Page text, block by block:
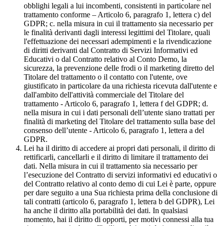
obblighi legali a lui incombenti, consistenti in particolare nel
trattamento conforme – Articolo 6, paragrafo 1, lettera c) del
GDPR; c. nella misura in cui il trattamento sia necessario per
le finalità derivanti dagli interessi legittimi del Titolare, quali
l'effettuazione dei necessari adempimenti e la rivendicazione
di diritti derivanti dal Contratto di Servizi Informativi ed
Educativi o dal Contratto relativo al Conto Demo, la
sicurezza, la prevenzione delle frodi o il marketing diretto del
Titolare del trattamento o il contatto con l'utente, ove
giustificato in particolare da una richiesta ricevuta dall'utente e
dall'ambito dell'attività commerciale del Titolare del
trattamento - Articolo 6, paragrafo 1, lettera f del GDPR; d.
nella misura in cui i dati personali dell’utente siano trattati per
finalità di marketing del Titolare del trattamento sulla base del
consenso dell’utente - Articolo 6, paragrafo 1, lettera a del
GDPR.
Lei ha il diritto di accedere ai propri dati personali, il diritto di
rettificarli, cancellarli e il diritto di limitare il trattamento dei
dati. Nella misura in cui il trattamento sia necessario per
l’esecuzione del Contratto di servizi informativi ed educativi o
del Contratto relativo al conto demo di cui Lei è parte, oppure
per dare seguito a una Sua richiesta prima della conclusione di
tali contratti (articolo 6, paragrafo 1, lettera b del GDPR), Lei
ha anche il diritto alla portabilità dei dati. In qualsiasi
momento, hai il diritto di opporti, per motivi connessi alla tua